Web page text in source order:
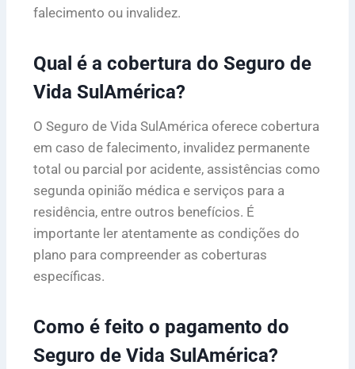
falecimento ou invalidez.
Qual é a cobertura do Seguro de
Vida SulAmérica?
O Seguro de Vida SulAmérica oferece cobertura
em caso de falecimento, invalidez permanente
total ou parcial por acidente, assistências como
segunda opinião médica e serviços para a
residência, entre outros benefícios. É
importante ler atentamente as condições do
plano para compreender as coberturas
específicas.
Como é feito o pagamento do
Seguro de Vida SulAmérica?